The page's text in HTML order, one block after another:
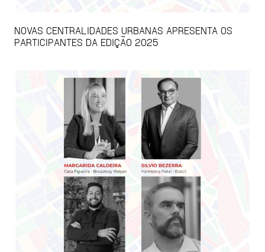
NOVAS CENTRALIDADES URBANAS APRESENTA OS
PARTICIPANTES DA EDIÇÃO 2025